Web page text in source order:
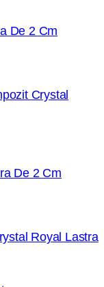
De 2 Cm
Crystal
De 2 Cm
Royal Lastra